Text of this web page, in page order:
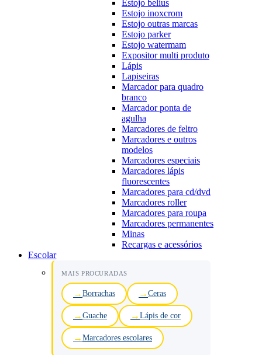
Estojo belius
Estojo inoxcrom
Estojo outras marcas
Estojo parker
Estojo watermam
Expositor multi produto
Lápis
Lapiseiras
Marcador para quadro
branco
Marcador ponta de
agulha
Marcadores de feltro
Marcadores e outros
modelos
Marcadores especiais
Marcadores lápis
fluorescentes
Marcadores para cd/dvd
Marcadores roller
Marcadores para roupa
Marcadores permanentes
Minas
Recargas e acessórios
Escolar
MAIS PROCURADAS
Borrachas Ceras
Guache Lápis de cor
Marcadores escolares